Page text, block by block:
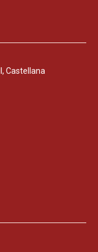
Castellana